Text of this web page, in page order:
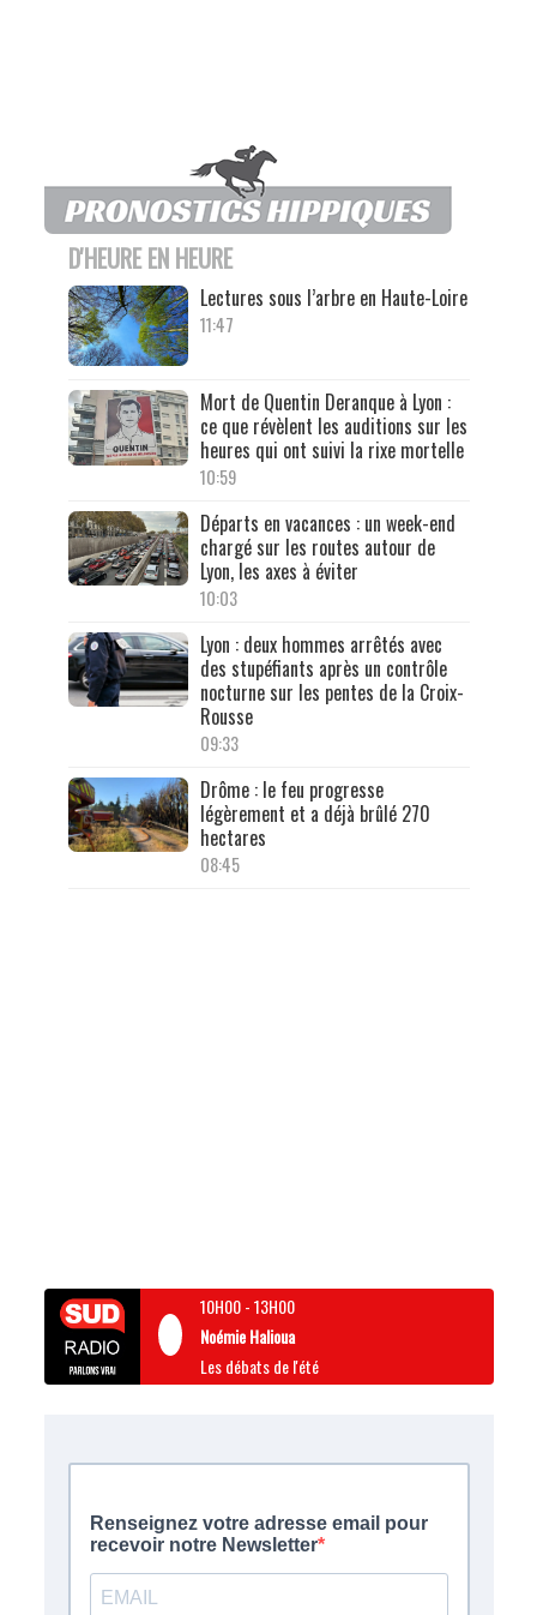
D'HEURE EN HEURE
Lectures sous l’arbre en Haute-Loire
11:47
Mort de Quentin Deranque à Lyon :
ce que révèlent les auditions sur les
heures qui ont suivi la rixe mortelle
10:59
Départs en vacances : un week-end
chargé sur les routes autour de
Lyon, les axes à éviter
10:03
Lyon : deux hommes arrêtés avec
des stupéfiants après un contrôle
nocturne sur les pentes de la Croix-
Rousse
09:33
Drôme : le feu progresse
légèrement et a déjà brûlé 270
hectares
08:45
10H00-13H00
Noémie Halioua
Les débats de l'été